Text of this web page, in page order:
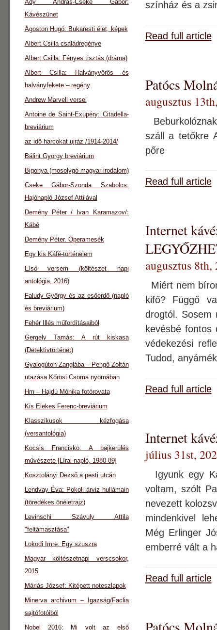
színház és a
Read full article
Patócs
augusztus
száll a tetőkre
pőre
Read full article
Internet
augusztus 8th,
Miért nem
kifő? Függő
drogtól. Sosem
kevésbé fontos
védekezési
Tudod,
Read full article
Internet
július 31st,
Igyunk egy
voltam, szólt
nevezett
mindenkivel
Még Erlinger
emberré vált a
Read full article
Ady András-Cseke Gábor:
Kávészünet
Ágoston Hugó: Bukaresti élet, képek
Albert Csilla családregénye
Albert Csilla: Fényes tisztás (dráma)
Albert Csilla: Halványvörös és
halványfekete – regény
Andrew Marvell versei
Antoine de Saint-Exupéry: Citadella-
breviárium
az idő harcokat ujráz /1914-2014/
Bálint György breviárium
Bigonya (mosolygó magyar irodalom)
Cseke Gábor-Szonda Szabolcs:
Hajónapló József Attilával
Demény Péter / Ivan Karamazov/:
Kábé
Demény Péter. Operamesék
Egy kis Káfé-történelem
Első versem (költészet napi
antológia, 2016)
Faludy György és az esőerdő (napló
és breviárium)
Fehér Illés műfordításaiból
Gergely Tamás: A rút kiskasa
(Detektivtörténet)
Gyalogúton Zanglába – Pengő Zoltán
utazása Kőrösi Csoma nyomában
Hm – Hajdú Mónika fotórovata
Kis Elekes Ferenc-breviárium
Klasszikusok kézfogása
(versantológia)
Kocsis Francisko: A bajkerülés
művészete [Lírai napló, 1980-89]
Kosztolányi Dezső a pesti utcán
Lendvay Éva: Pokoli árviz hullámain
(töredékes önéletrajz)
Levinschi Szávuly Attila
"feltámasztása"
Lokodi Imre: Egy szuszra
Magyar költészetnapi verscsokor,
2015
Máriás József: Kitépett noteszlapok
Minerva archivum – Igazság/Faclia
sajtófotóiból
Nobel 2016: Mi volt az első